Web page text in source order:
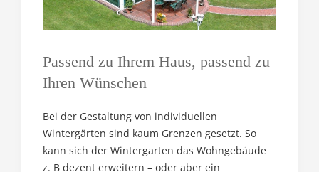
Passend zu Ihrem Haus, passend zu
Ihren Wünschen
Bei der Gestaltung von individuellen
Wintergärten sind kaum Grenzen gesetzt. So
kann sich der Wintergarten das Wohngebäude
z. B dezent erweitern – oder aber ein